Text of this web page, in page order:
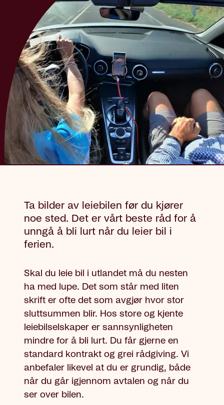
Ta bilder av leiebilen før du kjører
noe sted. Det er vårt beste råd for å
unngå å bli lurt når du leier bil i
ferien.
Skal du leie bil i utlandet må du nesten
ha med lupe. Det som står med liten
skrift er ofte det som avgjør hvor stor
sluttsummen blir. Hos store og kjente
leiebilselskaper er sannsynligheten
mindre for å bli lurt. Du får gjerne en
standard kontrakt og grei rådgiving. Vi
anbefaler likevel at du er grundig, både
når du går igjennom avtalen og når du
ser over bilen.